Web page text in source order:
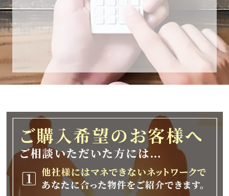
平素は格別のご愛顧を賜り、誠にありがとうご
下記期間を年末年始休業とさせて頂きます。
2025年12月25日(木)～2026年1月8日(木)
2026年1月9日(金)以降、順次対応させて頂きま
す。
ご不便をおかけいたしますが、何卒ご理解の程
よろしくお願いいたします。